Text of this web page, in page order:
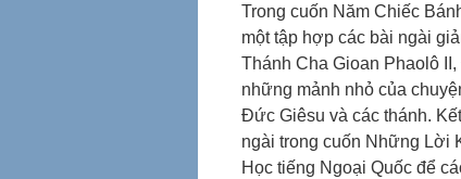
Trong cuốn Năm Chiếc
một tập hợp các bài ngài
Thánh Cha Gioan Phaolô
những mảnh nhỏ của
Đức Giêsu và các thánh.
ngài trong cuốn Những Lời
Học tiếng Ngoại Quốc để